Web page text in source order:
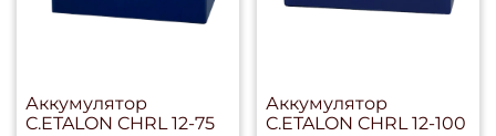
Аккумулятор
C.ETALON CHRL 12-75
Аккумулятор
C.ETALON CHRL 12-100